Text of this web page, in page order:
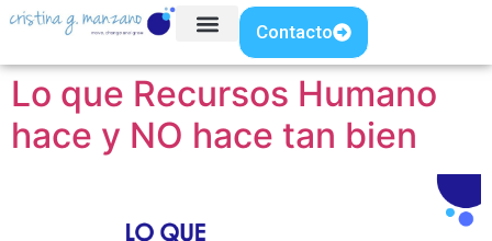
Contacto
Lo que Recursos Humano
hace y NO hace tan bien